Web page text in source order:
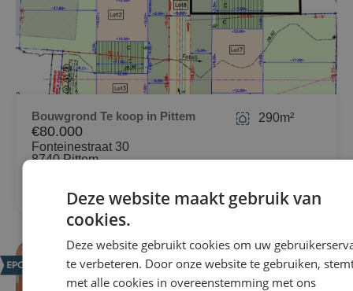
Bouwgrond Te koop in Pittem
€80.000
Fonteinestraat 30
8740 Pittem
290m²
NIEUW
Deze website maakt gebruik van
cookies.
Deze website gebruikt cookies om uw
te verbeteren. Door onze website te gebruiken,
met alle cookies in overeenstemming met ons